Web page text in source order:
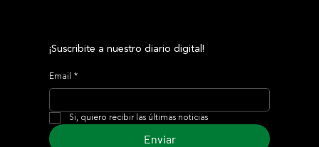
¡Suscribite a nuestro diario digital!
Email *
Si, quiero recibir las últimas noticias
Enviar